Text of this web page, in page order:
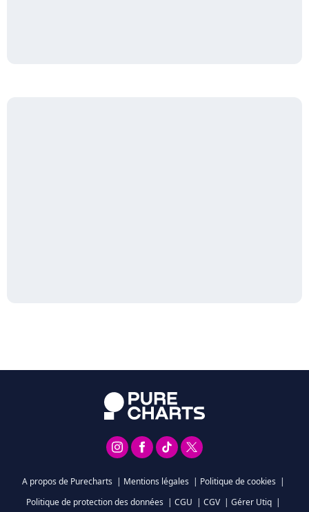
A propos de Purecharts | Mentions légales | Politique de cookies |
Politique de protection des données | CGU | CGV | Gérer Utiq |